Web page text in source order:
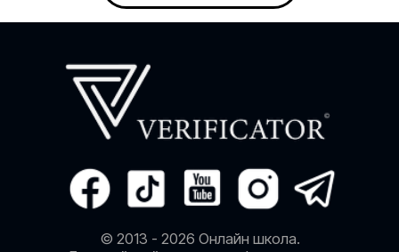
ОБУЧЕНИЕ
Афиша
Старт для новичков
Книга автора
Политика в отношении обработки
Статьи
Вопросы и ответы